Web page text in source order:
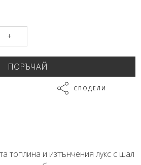
+
СПОДЕЛИ
топлина и изтънчения лукс с шал